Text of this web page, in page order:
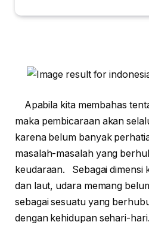
Apabila kita membahas
maka pembicaraan akan
karena belum banyak
masalah-masalah yang
keudaraan. Sebagai dimensi
dan laut, udara memang
sebagai sesuatu yang
dengan kehidupan sehari-